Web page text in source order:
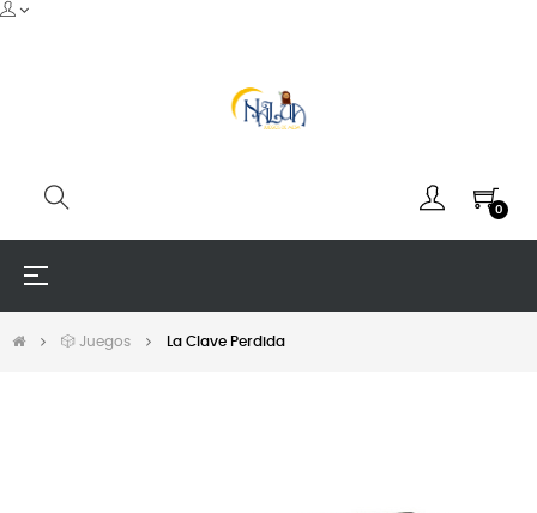
0
Navegación
☰
🎲 Juegos La Clave Perdida